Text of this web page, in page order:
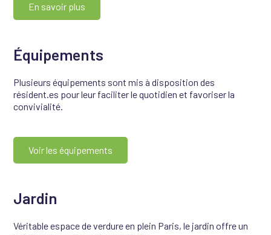
En savoir plus
Équipements
Plusieurs équipements sont mis à disposition des
résident.es pour leur faciliter le quotidien et favoriser la
convivialité.
Voir les équipements
Jardin
Véritable espace de verdure en plein Paris, le jardin offre un